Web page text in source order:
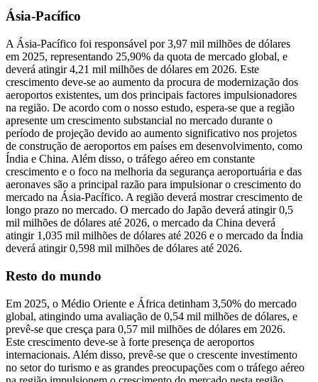
Ásia-Pacífico
A Ásia-Pacífico foi responsável por 3,97 mil milhões de dólares
em 2025, representando 25,90% da quota de mercado global, e
deverá atingir 4,21 mil milhões de dólares em 2026. Este
crescimento deve-se ao aumento da procura de modernização dos
aeroportos existentes, um dos principais factores impulsionadores
na região. De acordo com o nosso estudo, espera-se que a região
apresente um crescimento substancial no mercado durante o
período de projeção devido ao aumento significativo nos projetos
de construção de aeroportos em países em desenvolvimento, como
Índia e China. Além disso, o tráfego aéreo em constante
crescimento e o foco na melhoria da segurança aeroportuária e das
aeronaves são a principal razão para impulsionar o crescimento do
mercado na Ásia-Pacífico. A região deverá mostrar crescimento de
longo prazo no mercado. O mercado do Japão deverá atingir 0,5
mil milhões de dólares até 2026, o mercado da China deverá
atingir 1,035 mil milhões de dólares até 2026 e o ​​mercado da Índia
deverá atingir 0,598 mil milhões de dólares até 2026.
Resto do mundo
Em 2025, o Médio Oriente e África detinham 3,50% do mercado
global, atingindo uma avaliação de 0,54 mil milhões de dólares, e
prevê-se que cresça para 0,57 mil milhões de dólares em 2026.
Este crescimento deve-se à forte presença de aeroportos
internacionais. Além disso, prevê-se que o crescente investimento
no setor do turismo e as grandes preocupações com o tráfego aéreo